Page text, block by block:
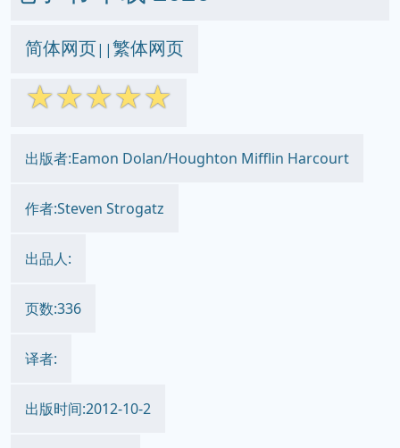
简体网页||繁体网页
☆☆☆☆☆
出版者:Eamon Dolan/Houghton Mifflin Harcourt
作者:Steven Strogatz
出品人:
页数:336
译者:
出版时间:2012-10-2